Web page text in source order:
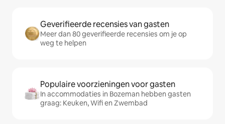
Geverifieerde recensies van gasten
Meer dan 80 geverifieerde recensies om je op
weg te helpen
Populaire voorzieningen voor gasten
In accommodaties in Bozeman hebben gasten
graag: Keuken, Wifi en Zwembad